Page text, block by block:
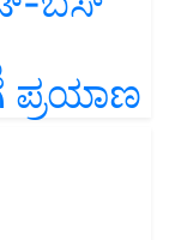
ಪ್ರಯಾಣ